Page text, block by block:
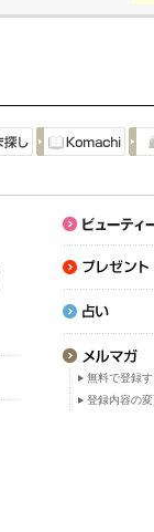
無料で登録
登録内容の